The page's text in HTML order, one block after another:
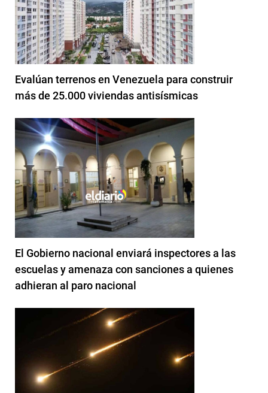
Evalúan terrenos en Venezuela para construir
más de 25.000 viviendas antisísmicas
El Gobierno nacional enviará inspectores a las
escuelas y amenaza con sanciones a quienes
adhieran al paro nacional